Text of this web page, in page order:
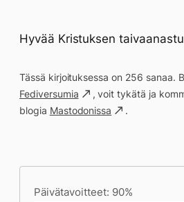
Hyvää Kristuksen
Tässä kirjoituksessa on 256 sanaa.
Fediversumia
, voit tykätä ja
blogia Mastodonissa .
Päivätavoitteet: 90%